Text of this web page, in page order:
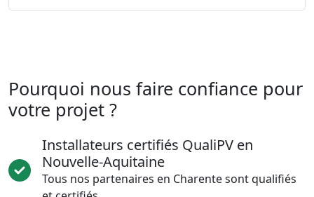
Pourquoi nous faire confiance pour
votre projet ?
Installateurs certifiés QualiPV en
Nouvelle-Aquitaine
Tous nos partenaires en Charente sont qualifiés